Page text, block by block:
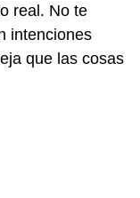
real. No te
intenciones
que las cosas